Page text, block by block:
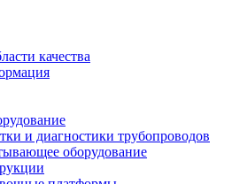
качества
и диагностики трубопроводов
оборудование